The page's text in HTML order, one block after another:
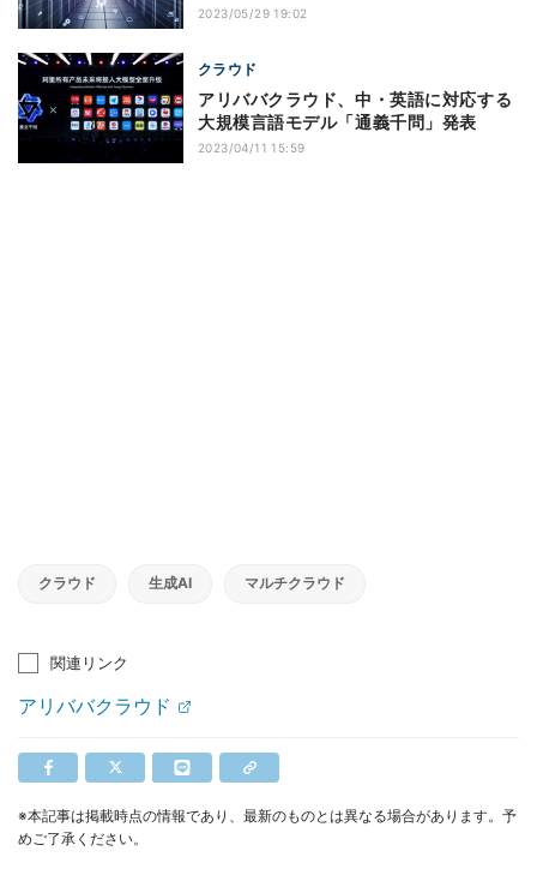
2023/05/29 19:02
クラウド
アリババクラウド、中・英語に対応する
大規模言語モデル「通義千問」発表
2023/04/11 15:59
クラウド 生成AI マルチクラウド
関連リンク
アリババクラウド
※本記事は掲載時点の情報であり、最新のものとは異なる場合があります。予
めご了承ください。